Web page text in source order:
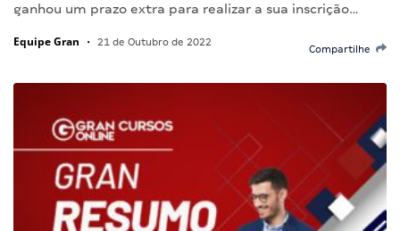
ganhou um prazo extra para realizar a sua inscrição…
Equipe Gran • 21 de Outubro de 2022
Compartilhe